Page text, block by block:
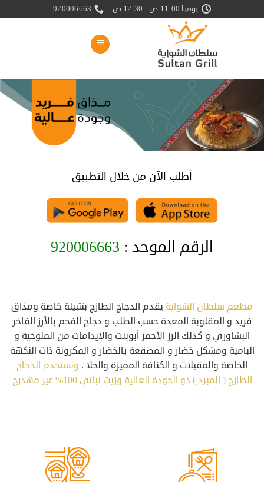
للمحتوى
يوميا 11:00 ص - 12:30 ص 920006663
أطلب الآن من خلال التطبيق
الرقم الموحد : 920006663
مطعم سلطان الشواية يقدم الدجاج الطازج بتتبيلة خاصة ومذاق
فريد و المقلوبة المعدة حسب الطلب و دجاج الفحم بالأرز الفاخر
البشاوري و كذلك الرز الأحمر أبوبنت والإيدامات من الملوخية و
البامية ومشكل خضار و المصقعة بالخضار و المكرونة ذات النكهة
الخاصة والمقبلات و الكنافة المميزة والحلا . ونستخدم الدجاج
الطازج ( المبرد ) ذو الجودة العالية وزيت نباتي 100% غير مهدرج